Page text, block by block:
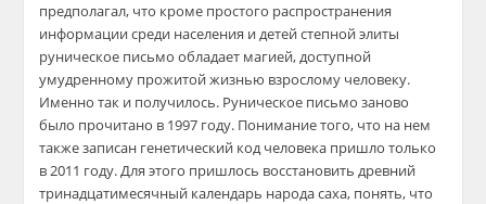
предполагал, что кроме простого распространения
информации среди населения и детей степной элиты
руническое письмо обладает магией, доступной
умудренному прожитой жизнью взрослому человеку.
Именно так и получилось. Руническое письмо заново
было прочитано в 1997 году. Понимание того, что на нем
также записан генетический код человека пришло только
в 2011 году. Для этого пришлось восстановить древний
тринадцатимесячный календарь народа саха, понять, что